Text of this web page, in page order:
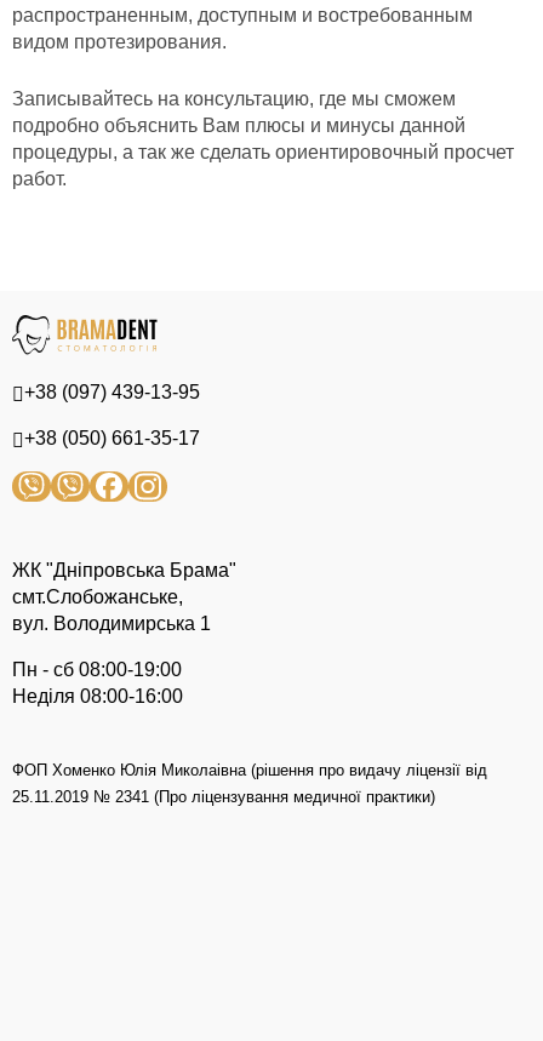
распространенным, доступным и востребованным
видом протезирования.
Записывайтесь на консультацию, где мы сможем
подробно объяснить Вам плюсы и минусы данной
процедуры, а так же сделать ориентировочный просчет
работ.
+38 (097) 439-13-95
+38 (050) 661-35-17
ЖК "Дніпровська Брама"
смт.Слобожанське,
вул. Володимирська 1
Пн - сб 08:00-19:00
Неділя 08:00-16:00
ФОП Хоменко Юлія Миколаівна (рішення про видачу ліцензії від
25.11.2019 № 2341 (Про ліцензування медичної практики)